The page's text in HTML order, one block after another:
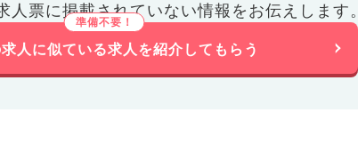
人票に掲載されていない情報をお伝えします。
人に似ている求人を紹介してもらう